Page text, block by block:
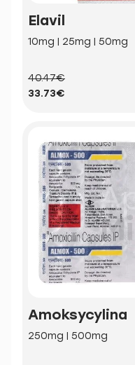
Elavil
10mg | 25mg | 50mg
40.47€
33.73€
Amoksycylina
250mg | 500mg